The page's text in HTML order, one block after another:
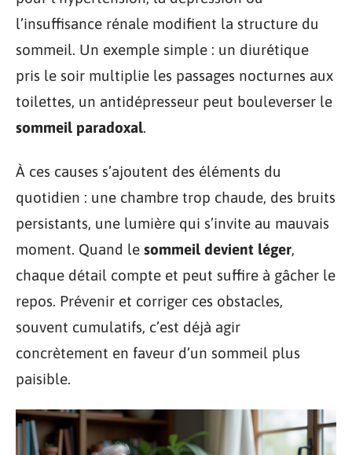
l’insuffisance rénale modifient la structure du
sommeil. Un exemple simple : un diurétique
pris le soir multiplie les passages nocturnes aux
toilettes, un antidépresseur peut bouleverser le
sommeil paradoxal.
À ces causes s’ajoutent des éléments du
quotidien : une chambre trop chaude, des bruits
persistants, une lumière qui s’invite au mauvais
moment. Quand le sommeil devient léger,
chaque détail compte et peut suffire à gâcher le
repos. Prévenir et corriger ces obstacles,
souvent cumulatifs, c’est déjà agir
concrètement en faveur d’un sommeil plus
paisible.